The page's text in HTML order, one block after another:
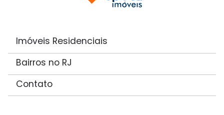
Imóveis Residenciais
Bairros no RJ
Contato